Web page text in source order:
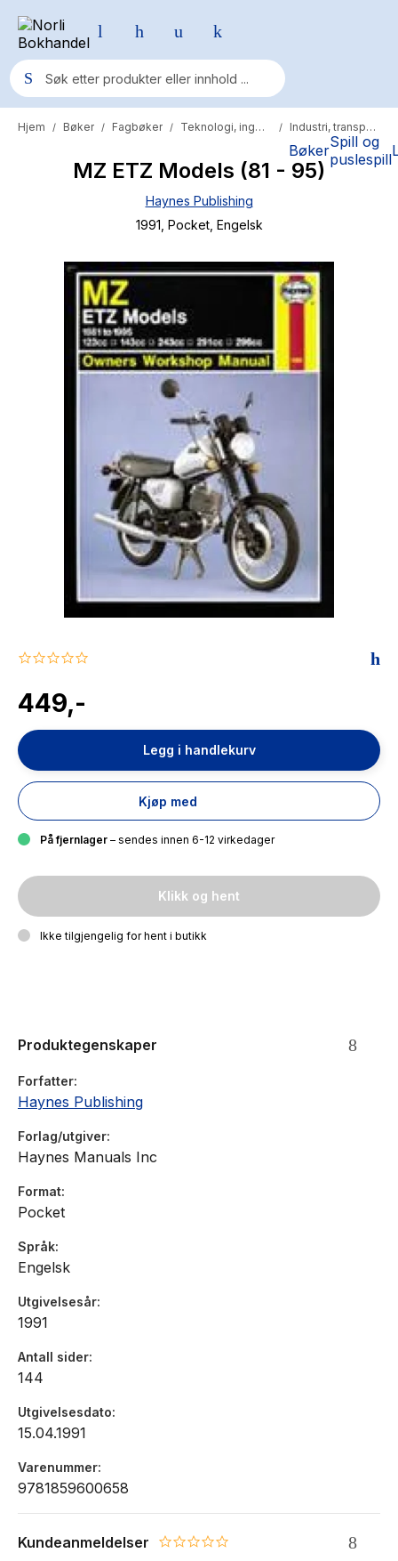
BøkerSpill og
puslespill
Populære søk
Pokemon
Fury Bound - Sable Sorensen
Yesteryear
Elizabeth Strout
Hitster
Hypopressiv trening
Hjem / Bøker / Fagbøker / Teknologi, ingeniør og primær / Industri, transport og service
MZ ETZ Models (81 - 95)
Haynes Publishing
1991 , Pocket, Engelsk
0.0
rating
449,-
Legg i handlekurv
Kjøp med
På fjernlager – sendes innen 6-12 virkedager
Klikk og hent
Ikke tilgjengelig for hent i butikk
Produktegenskaper
Forfatter
Haynes Publishing
Forlag/utgiver
Haynes Manuals Inc
Format
Pocket
Språk
Engelsk
Utgivelsesår
1991
Antall sider
144
Utgivelsesdato
15.04.1991
Varenummer
9781859600658
Kundeanmeldelser 0.0 star rating